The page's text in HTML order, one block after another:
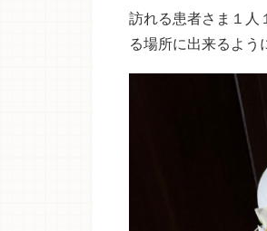
訪れる患者さま１人
る場所に出来るよう